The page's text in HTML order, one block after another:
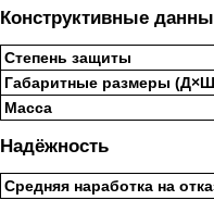
Конструктивные
Степень защиты
Габаритные размеры
Масса
Надёжность
Средняя наработка на